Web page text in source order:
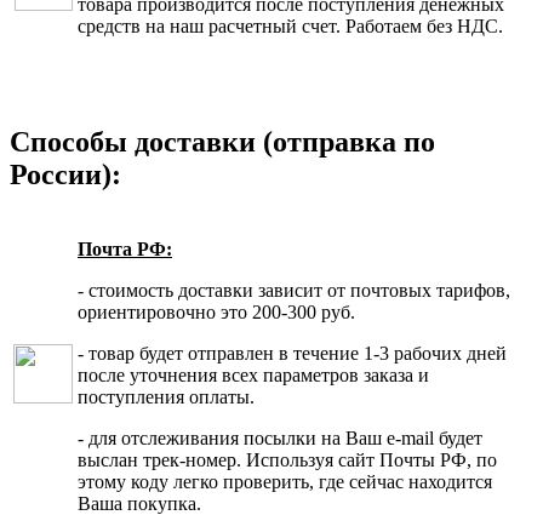
средств на наш расчетный счет. Работаем без НДС.
Способы доставки (отправка по
России):
Почта РФ:
- стоимость доставки зависит от почтовых тарифов,
ориентировочно это 200-300 руб.
- товар будет отправлен в течение 1-3 рабочих дней
после уточнения всех параметров заказа и
поступления оплаты.
- для отслеживания посылки на Ваш e-mail будет
выслан трек-номер. Используя сайт Почты РФ, по
этому коду легко проверить, где сейчас находится
Ваша покупка.